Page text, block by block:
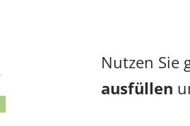
Nutzen Sie
ausfüllen